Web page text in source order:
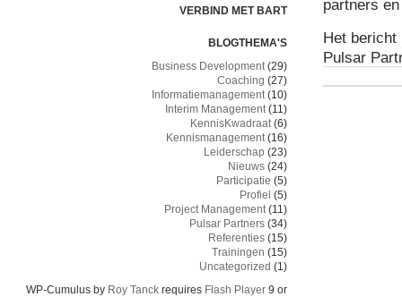
VERBIND MET BART
BLOGTHEMA'S
Business Development(29)
Coaching (27)
Informatiemanagement(10)
Interim Management(11)
KennisKwadraat(6)
Kennismanagement(16)
Leiderschap (23)
Nieuws (24)
Participatie (5)
Profiel (5)
Project Management(11)
Pulsar Partners (34)
Referenties (15)
Trainingen (15)
Uncategorized (1)
WP-Cumulus by Roy Tanck requires Flash Player 9 or
partners
Het bericht
Pulsar